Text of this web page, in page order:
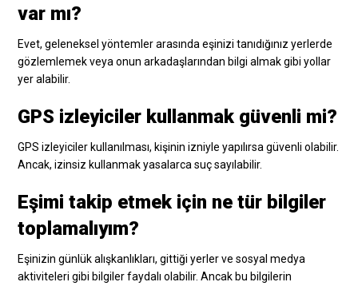
var mı?
Evet, geleneksel yöntemler arasında eşinizi tanıdığınız yerlerde
gözlemlemek veya onun arkadaşlarından bilgi almak gibi yollar
yer alabilir.
GPS izleyiciler kullanmak güvenli mi?
GPS izleyiciler kullanılması, kişinin izniyle yapılırsa güvenli olabilir.
Ancak, izinsiz kullanmak yasalarca suç sayılabilir.
Eşimi takip etmek için ne tür bilgiler
toplamalıyım?
Eşinizin günlük alışkanlıkları, gittiği yerler ve sosyal medya
aktiviteleri gibi bilgiler faydalı olabilir. Ancak bu bilgilerin